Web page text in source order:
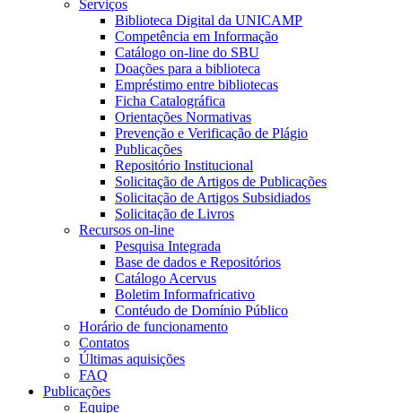
Serviços
Biblioteca Digital da UNICAMP
Competência em Informação
Catálogo on-line do SBU
Doações para a biblioteca
Empréstimo entre bibliotecas
Ficha Catalográfica
Orientações Normativas
Prevenção e Verificação de Plágio
Publicações
Repositório Institucional
Solicitação de Artigos de Publicações
Solicitação de Artigos Subsidiados
Solicitação de Livros
Recursos on-line
Pesquisa Integrada
Base de dados e Repositórios
Catálogo Acervus
Boletim Informafricativo
Contéudo de Domínio Público
Horário de funcionamento
Contatos
Últimas aquisições
FAQ
Publicações
Equipe